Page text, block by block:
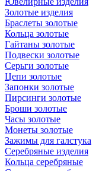
Золотые изделия
Браслеты золотые
Кольца золотые
Гайтаны золотые
Подвески золотые
Серьги золотые
Цепи золотые
Запонки золотые
Пирсинги золотые
Броши золотые
Часы золотые
Монеты золотые
Зажимы для галстука
Серебряные изделия
Кольца серебряные